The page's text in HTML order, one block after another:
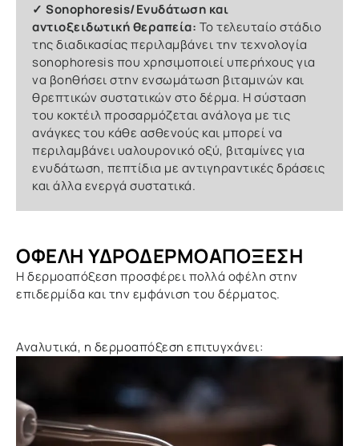
✓ Sonophoresis/Ενυδάτωση και
αντιοξειδωτική θεραπεία: Το τελευταίο στάδιο
της διαδικασίας περιλαμβάνει την τεχνολογία
sonophoresis που χρησιμοποιεί υπερήχους για
να βοηθήσει στην ενσωμάτωση βιταμινών και
θρεπτικών συστατικών στο δέρμα. Η σύσταση
του κοκτέιλ προσαρμόζεται ανάλογα με τις
ανάγκες του κάθε ασθενούς και μπορεί να
περιλαμβάνει υαλουρονικό οξύ, βιταμίνες για
ενυδάτωση, πεπτίδια με αντιγηραντικές δράσεις
και άλλα ενεργά συστατικά.
ΟΦΈΛΗ ΥΔΡΟΔΕΡΜΟΑΠΌΞΕΣΗ
Η δερμοαπόξεση προσφέρει πολλά οφέλη στην
επιδερμίδα και την εμφάνιση του δέρματος.
Αναλυτικά, η δερμοαπόξεση επιτυγχάνει: